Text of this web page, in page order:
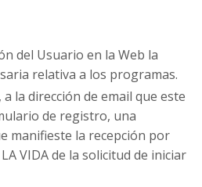
del Usuario en la Web la
relativa a los programas.
la dirección de email que este
de registro, una
manifieste la recepción por
LA VIDA de la solicitud de iniciar